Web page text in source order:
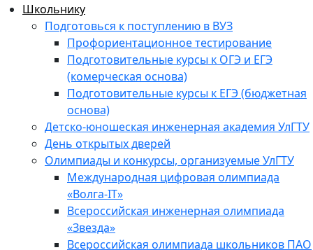
Школьнику
Подготовься к поступлению в ВУЗ
Профориентационное тестирование
Подготовительные курсы к ОГЭ и ЕГЭ
(комерческая основа)
Подготовительные курсы к ЕГЭ (бюджетная
основа)
Детско-юношеская инженерная академия УлГТУ
День открытых дверей
Олимпиады и конкурсы, организуемые УлГТУ
Международная цифровая олимпиада
«Волга-IT»
Всероссийская инженерная олимпиада
«Звезда»
Всероссийская олимпиада школьников ПАО